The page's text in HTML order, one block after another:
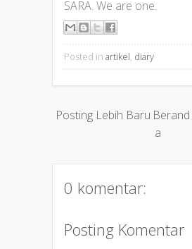
SARA. We are one.
Posted in artikel, diary
Posting Lebih Baru Berand
a
0 komentar:
Posting Komentar